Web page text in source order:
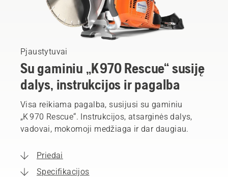
Pjaustytuvai
Su gaminiu „K 970 Rescue“ susiję
dalys, instrukcijos ir pagalba
Visa reikiama pagalba, susijusi su gaminiu
„K 970 Rescue“. Instrukcijos, atsarginės dalys,
vadovai, mokomoji medžiaga ir dar daugiau.
Priedai
Specifikacijos